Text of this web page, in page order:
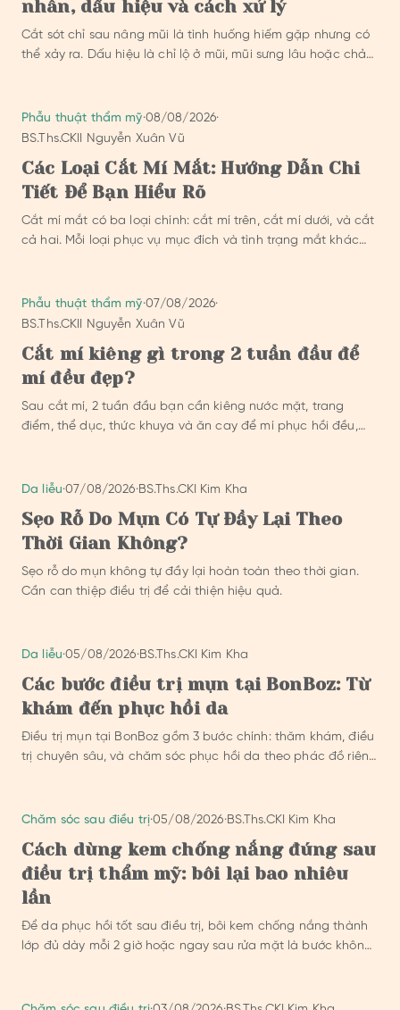
nhân, dấu hiệu và cách xử lý
Cắt sót chỉ sau nâng mũi là tình huống hiếm gặp nhưng có
thể xảy ra. Dấu hiệu là chỉ lộ ở mũi, mũi sưng lâu hoặc chảy
Phẫu thuật thẩm mỹ·08/08/2026·
BS.Ths.CKII Nguyễn Xuân Vũ
Các Loại Cắt Mí Mắt: Hướng Dẫn Chi
Tiết Để Bạn Hiểu Rõ
Cắt mí mắt có ba loại chính: cắt mí trên, cắt mí dưới, và cắt
cả hai. Mỗi loại phục vụ mục đích và tình trạng mắt khác
Phẫu thuật thẩm mỹ·07/08/2026·
BS.Ths.CKII Nguyễn Xuân Vũ
Cắt mí kiêng gì trong 2 tuần đầu để
mí đều đẹp?
Sau cắt mí, 2 tuần đầu bạn cần kiêng nước mặt, trang
điểm, thể dục, thức khuya và ăn cay để mí phục hồi đều,
Da liễu·07/08/2026·BS.Ths.CKI Kim Kha
Sẹo Rỗ Do Mụn Có Tự Đầy Lại Theo
Thời Gian Không?
Sẹo rỗ do mụn không tự đầy lại hoàn toàn theo thời gian.
Cần can thiệp điều trị để cải thiện hiệu quả.
Da liễu·05/08/2026·BS.Ths.CKI Kim Kha
Các bước điều trị mụn tại BonBoz: Từ
khám đến phục hồi da
Điều trị mụn tại BonBoz gồm 3 bước chính: thăm khám, điều
trị chuyên sâu, và chăm sóc phục hồi da theo phác đồ riêng
Chăm sóc sau điều trị·05/08/2026·BS.Ths.CKI Kim Kha
Cách dùng kem chống nắng đúng sau
điều trị thẩm mỹ: bôi lại bao nhiêu
lần
Để da phục hồi tốt sau điều trị, bôi kem chống nắng thành
lớp đủ dày mỗi 2 giờ hoặc ngay sau rửa mặt là bước không